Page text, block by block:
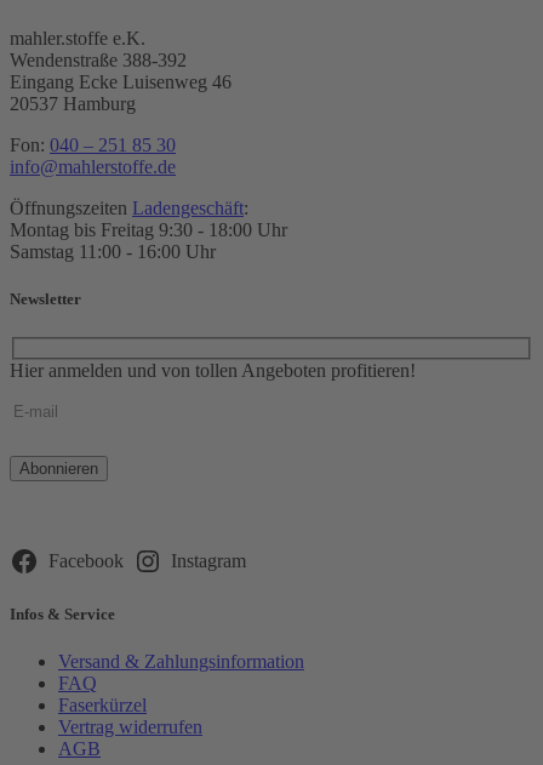
mahler.stoffe e.K.
Wendenstraße 388-392
Eingang Ecke Luisenweg 46
20537 Hamburg
Fon: 040 – 251 85 30
info@mahlerstoffe.de
Öffnungszeiten Ladengeschäft:
Montag bis Freitag 9:30 - 18:00 Uhr
Samstag 11:00 - 16:00 Uhr
Newsletter
Hier anmelden und von tollen Angeboten profitieren!
Bitte
lasse
leer.
Facebook Instagram
Infos & Service
Versand & Zahlungsinformation
FAQ
Faserkürzel
Vertrag widerrufen
AGB